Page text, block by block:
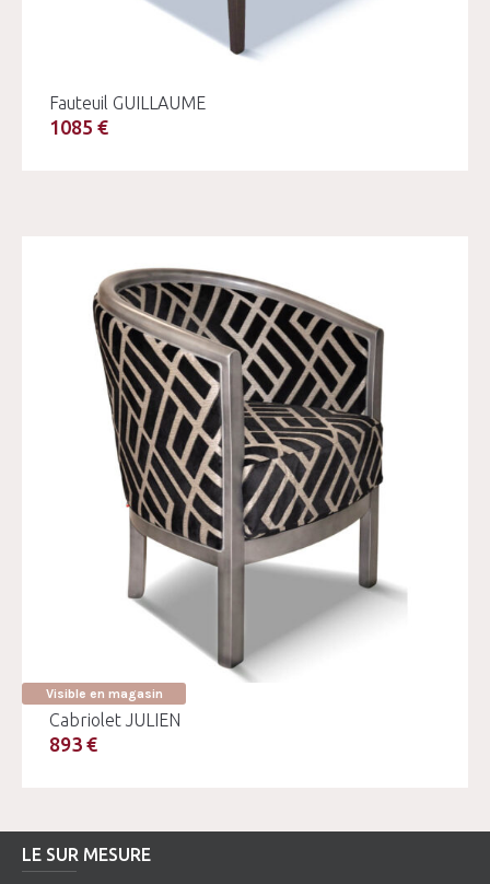
Fauteuil GUILLAUME
1085 €
Visible en magasin
Cabriolet JULIEN
893 €
LE SUR MESURE